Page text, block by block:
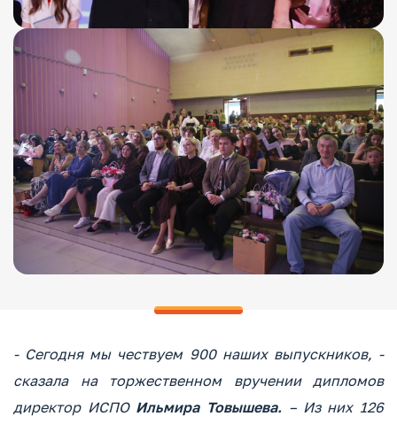
- Сегодня мы чествуем 900 наших выпускников, -
сказала на торжественном вручении дипломов
директор ИСПО Ильмира Товышева. – Из них 126